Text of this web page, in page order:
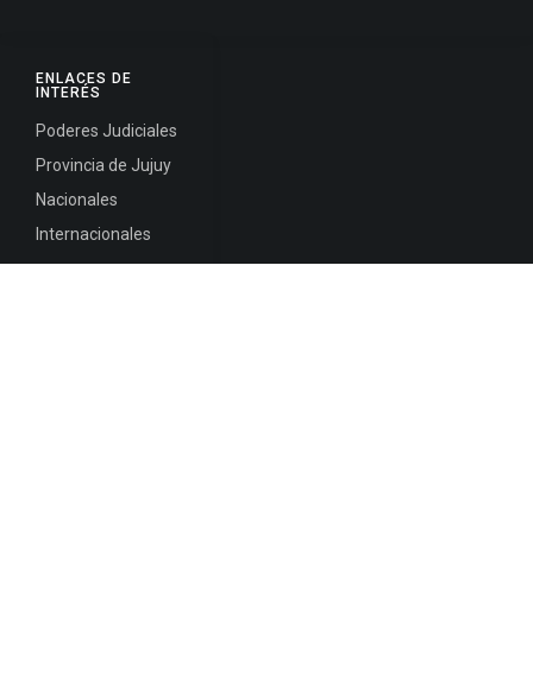
ENLACES DE
INTERÉS
Poderes Judiciales
Provincia de Jujuy
Nacionales
Internacionales